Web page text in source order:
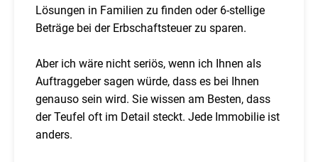
Lösungen in Familien zu finden oder 6-stellige
Beträge bei der Erbschaftsteuer zu sparen.
Aber ich wäre nicht seriös, wenn ich Ihnen als
Auftraggeber sagen würde, dass es bei Ihnen
genauso sein wird. Sie wissen am Besten, dass
der Teufel oft im Detail steckt. Jede Immobilie ist
anders.